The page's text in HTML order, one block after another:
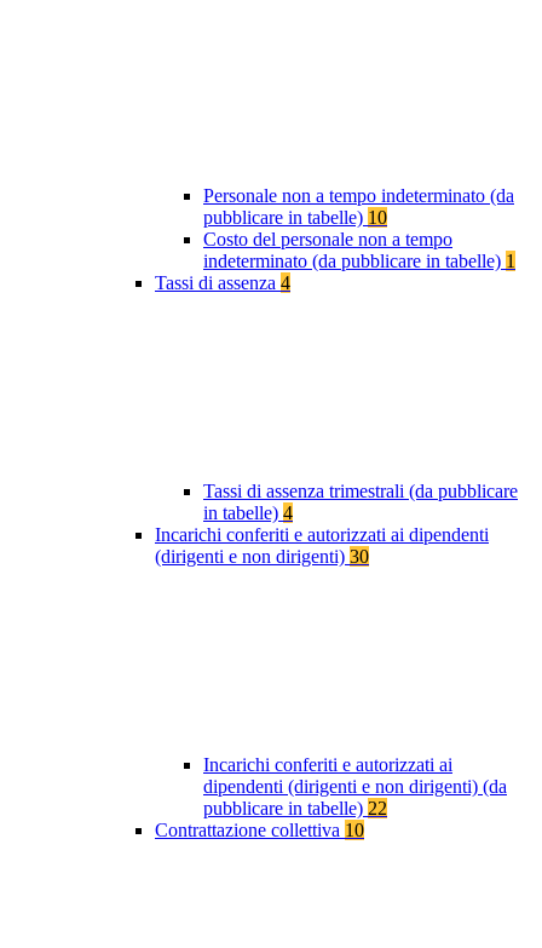
Personale non a tempo indeterminato (da
pubblicare in tabelle) 10
Costo del personale non a tempo
indeterminato (da pubblicare in tabelle) 1
Tassi di assenza 4
Tassi di assenza trimestrali (da pubblicare
in tabelle) 4
Incarichi conferiti e autorizzati ai dipendenti
(dirigenti e non dirigenti) 30
Incarichi conferiti e autorizzati ai
dipendenti (dirigenti e non dirigenti) (da
pubblicare in tabelle) 22
Contrattazione collettiva 10